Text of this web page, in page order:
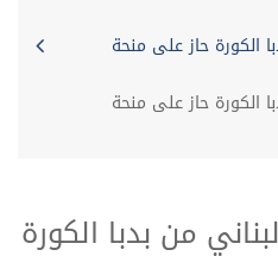
الكورة حاز على منحة
الكورة حاز على منحة
من بدبا الكورة